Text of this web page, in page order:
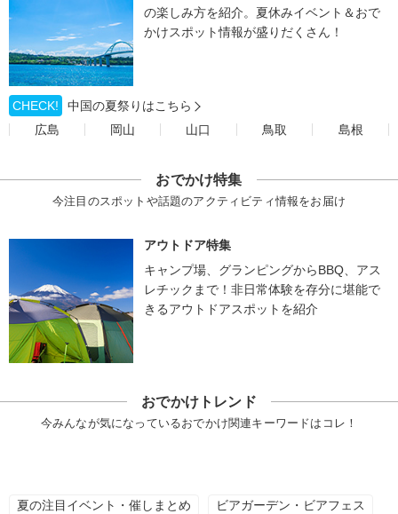
の楽しみ方を紹介。夏休みイベント＆おで
かけスポット情報が盛りだくさん！
CHECK!
中国の夏祭りはこちら
広島
岡山 山口 鳥取 島根
おでかけ特集
今注目のスポットや話題のアクティビティ情報をお届け
アウトドア特集
キャンプ場、グランピングからBBQ、アス
レチックまで！非日常体験を存分に堪能で
きるアウトドアスポットを紹介
おでかけトレンド
今みんなが気になっているおでかけ関連キーワードはコレ！
夏の注目イベント・催しまとめ ビアガーデン・ビアフェス